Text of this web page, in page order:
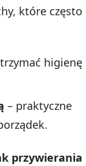
które często
higienę
– praktyczne
przywierania